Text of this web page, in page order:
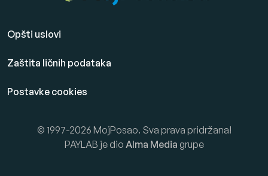
Opšti uslovi
Zaštita ličnih podataka
Postavke cookies
© 1997-2026 MojPosao. Sva prava pridržana!
PAYLAB je dio Alma Media grupe